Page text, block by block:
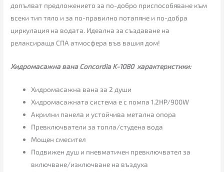
допълват предложението за по-добро приспособяване към
всеки тип тяло и за по-правилно потапяне и по-добра
циркулация на водата. Идеална за създаване на
релаксираща СПА атмосфера във вашия дом!
Хидромасажна вана Concordia K-1080 характеристики:
Хидромасажна вана за 2 души
Хидромасажната система е с помпа 1.2HP/900W
Aкрилни панела и устойчива метална опора
Превключватели за топла/студена вода
Мощен смесител
Подвижен душ и пневматичен превключвател за
включване/изключване на въздуха